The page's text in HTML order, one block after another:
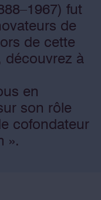
fut
de
de cette
découvrez à
en
son rôle
cofondateur
».